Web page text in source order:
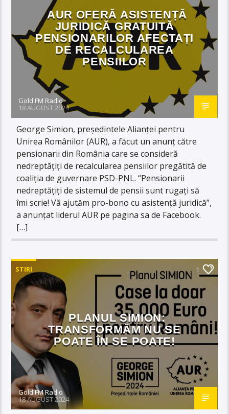
AUR OFERĂ ASISTENȚĂ
JURIDICĂ GRATUITĂ
PENSIONARILOR AFECTAȚI
DE RECALCULAREA
PENSIILOR
Gold FM Radio
18 AUGUST 2024
George Simion, președintele Alianței pentru
Unirea Românilor (AUR), a făcut un anunț către
pensionarii din România care se consideră
nedreptățiți de recalcularea pensiilor pregătită de
coaliția de guvernare PSD-PNL. “Pensionarii
nedreptățiți de sistemul de pensii sunt rugați să
îmi scrie! Vă ajutăm pro-bono cu asistență juridică”,
a anunțat liderul AUR pe pagina sa de Facebook.
[…]
STIRI 1
PLANUL SIMION:
TRANSFORMĂM NU SE
POATE ÎN SE POATE!
Gold FM Radio
18 AUGUST 2024